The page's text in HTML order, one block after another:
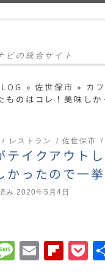
ップ
ビの統合サイト
» 佐世保市 » カ
ものはコレ！美味しか
レストラン 佐世保市
テイクアウト
かったので一挙
み 2020年5月4日
M E F P